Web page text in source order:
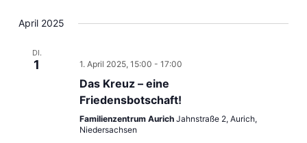
April 2025
DI.
1 1. April 2025, 15:00 - 17:00
Das Kreuz – eine
Friedensbotschaft!
Familienzentrum Aurich Jahnstraße 2, Aurich,
Niedersachsen